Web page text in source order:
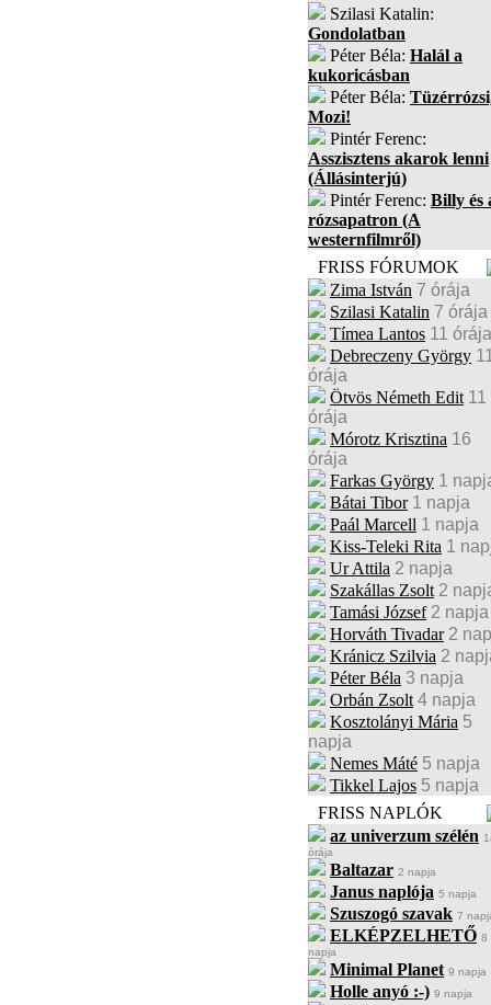
Szilasi Katalin:
Gondolatban
Péter Béla: Halál a
kukoricásban
Péter Béla:
Mozi!
Pintér Ferenc:
Asszisztens akarok lenni
(Állásinterjú)
Pintér Ferenc: Billy és
rózsapatron (A
westernfilmről)
FRISS FÓRUMOK
Zima István 7 órája
Szilasi Katalin 7 órája
Tímea Lantos 11 órája
Debreczeny György 11
órája
Ötvös Németh Edit 11
órája
Mórotz Krisztina 16
órája
Farkas György 1
Bátai Tibor 1 napja
Paál Marcell 1 napja
Kiss-Teleki Rita 1
Ur Attila 2 napja
Szakállas Zsolt 2
Tamási József 2 napja
Horváth Tivadar 2
Kránicz Szilvia 2
Péter Béla 3 napja
Orbán Zsolt 4 napja
Kosztolányi Mária 5
napja
Nemes Máté 5 napja
Tikkel Lajos 5 napja
FRISS NAPLÓK
az univerzum szélén
órája
Baltazar 2 napja
Janus naplója 5 napja
Szuszogó szavak 7
ELKÉPZELHETŐ 8
napja
Minimal Planet 9 napja
Holle anyó :-) 9 napja